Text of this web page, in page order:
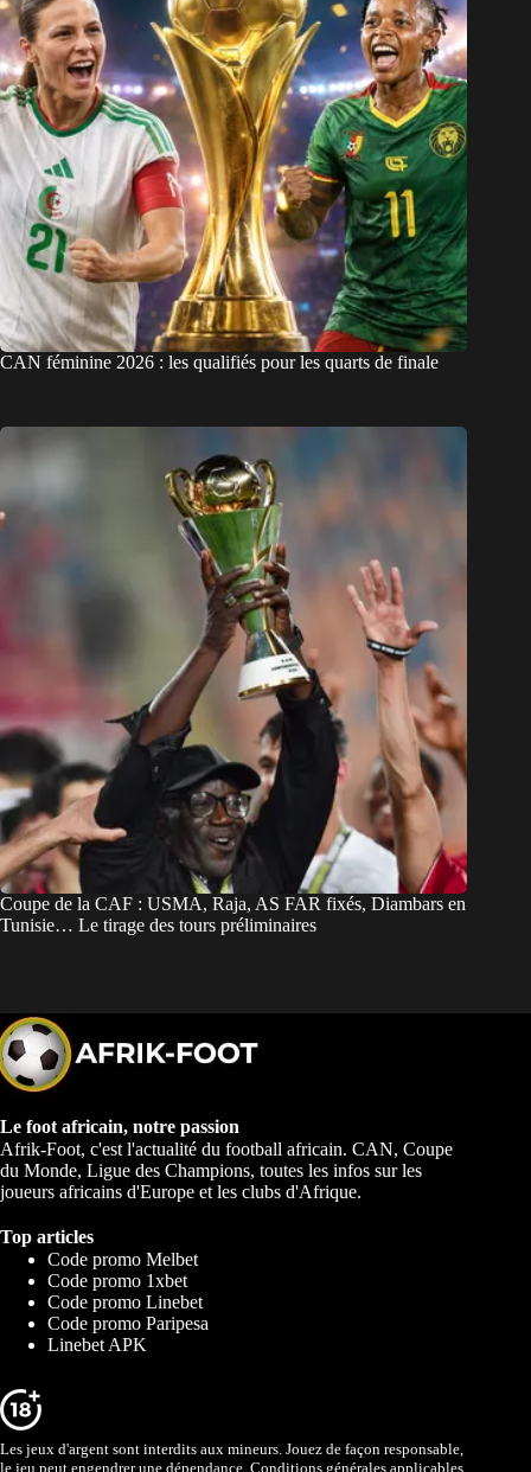
CAN féminine 2026 : les qualifiés pour les quarts de finale
Coupe de la CAF : USMA, Raja, AS FAR fixés, Diambars en
Tunisie… Le tirage des tours préliminaires
Le foot africain, notre passion
Afrik-Foot, c'est l'actualité du football africain. CAN, Coupe
du Monde, Ligue des Champions, toutes les infos sur les
joueurs africains d'Europe et les clubs d'Afrique.
Top articles
Code promo Melbet
Code promo 1xbet
Code promo Linebet
Code promo Paripesa
Linebet APK
Les jeux d'argent sont interdits aux mineurs. Jouez de façon responsable,
le jeu peut engendrer une dépendance. Conditions générales applicables.